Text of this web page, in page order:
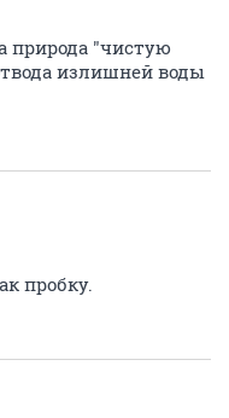
природа "чистую
излишней воды
пробку.